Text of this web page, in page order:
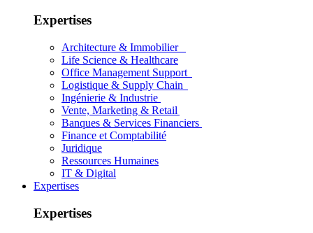
Expertises
Architecture & Immobilier
Life Science & Healthcare
Office Management Support
Logistique & Supply Chain
Ingénierie & Industrie
Vente, Marketing & Retail
Banques & Services Financiers
Finance et Comptabilité
Juridique
Ressources Humaines
IT & Digital
Expertises
Expertises